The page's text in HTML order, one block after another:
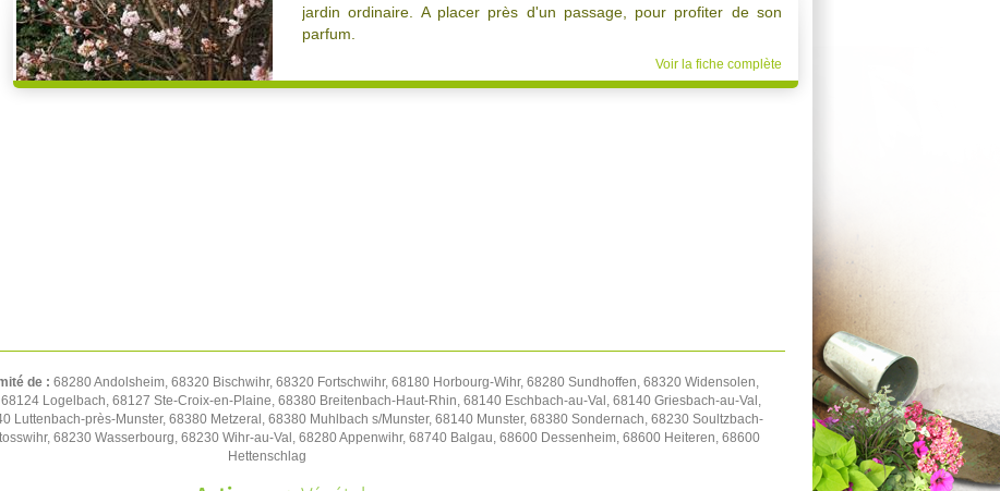
jardin ordinaire. A placer près d'un passage, pour profiter de son
parfum.
Voir la fiche complète
de : 68280 Andolsheim, 68320 Bischwihr, 68320 Fortschwihr, 68180 Horbourg-Wihr, 68280 Sundhoffen, 68320 Widensolen,
Logelbach, 68127 Ste-Croix-en-Plaine, 68380 Breitenbach-Haut-Rhin, 68140 Eschbach-au-Val, 68140 Griesbach-au-Val,
Luttenbach-près-Munster, 68380 Metzeral, 68380 Muhlbach s/Munster, 68140 Munster, 68380 Sondernach, 68230 Soultzbach-
68230 Wasserbourg, 68230 Wihr-au-Val, 68280 Appenwihr, 68740 Balgau, 68600 Dessenheim, 68600 Heiteren, 68600
Hettenschlag